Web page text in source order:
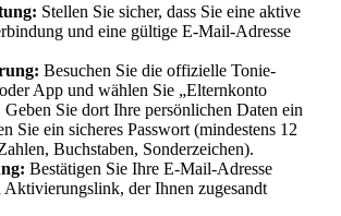
Stellen Sie sicher, dass Sie eine aktive
und eine gültige E-Mail-Adresse
Besuchen Sie die offizielle Tonie-
App und wählen Sie „Elternkonto
Geben Sie dort Ihre persönlichen Daten ein
Sie ein sicheres Passwort (mindestens 12
Buchstaben, Sonderzeichen).
Bestätigen Sie Ihre E-Mail-Adresse
Aktivierungslink, der Ihnen zugesandt